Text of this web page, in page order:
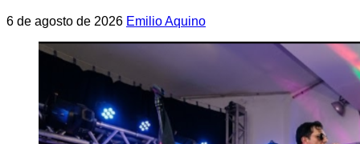
6 de agosto de 2026 Emilio Aquino